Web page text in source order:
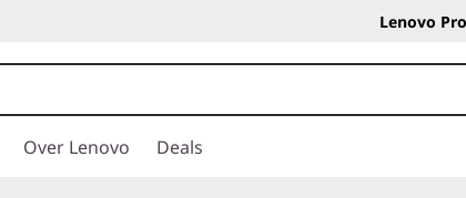
Lenovo Pro
Over Lenovo Deals